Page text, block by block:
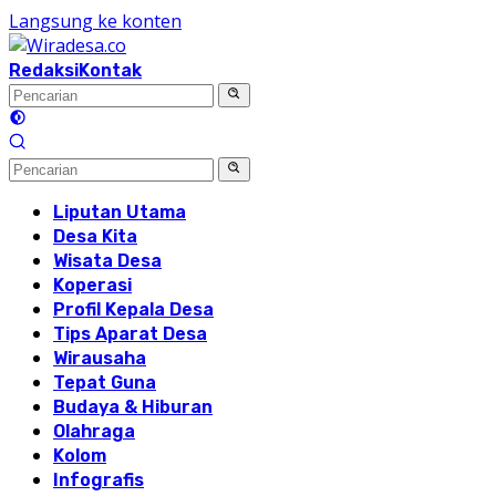
Langsung ke konten
RedaksiKontak
Liputan Utama
Desa Kita
Wisata Desa
Koperasi
Profil Kepala Desa
Tips Aparat Desa
Wirausaha
Tepat Guna
Budaya & Hiburan
Olahraga
Kolom
Infografis